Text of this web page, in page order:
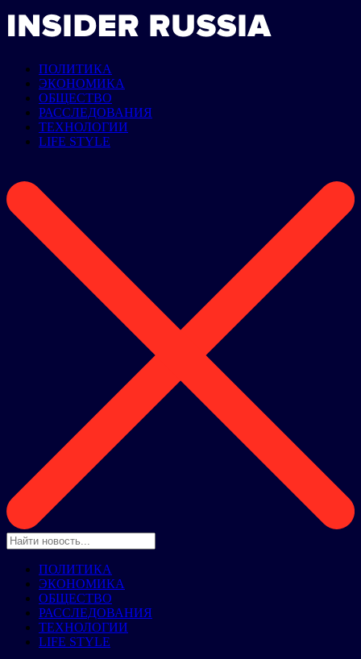
ПОЛИТИКА
ЭКОНОМИКА
ОБЩЕСТВО
РАССЛЕДОВАНИЯ
ТЕХНОЛОГИИ
LIFE STYLE
ПОЛИТИКА
ЭКОНОМИКА
ОБЩЕСТВО
РАССЛЕДОВАНИЯ
ТЕХНОЛОГИИ
LIFE STYLE